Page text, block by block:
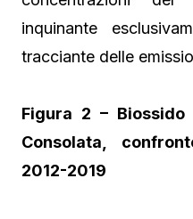
inquinante
tracciante delle
Figura 2 –
Consolata,
2012-2019